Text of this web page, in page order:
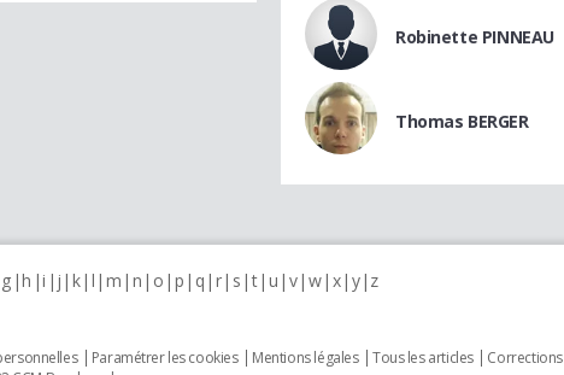
Robinette PINNEAU
Thomas BERGER
g h i j k l m n o p q r s t u v w x y z
Paramétrer les cookies Mentions légales Tous les articles
Corrections